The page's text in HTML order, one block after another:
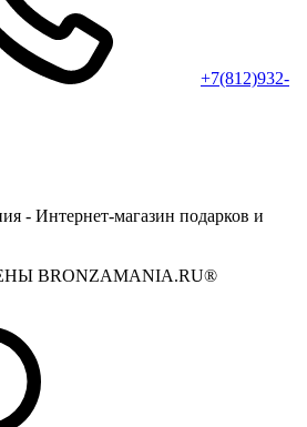
+7(812)932-
- Интернет-магазин подарков и
BRONZAMANIA.RU®